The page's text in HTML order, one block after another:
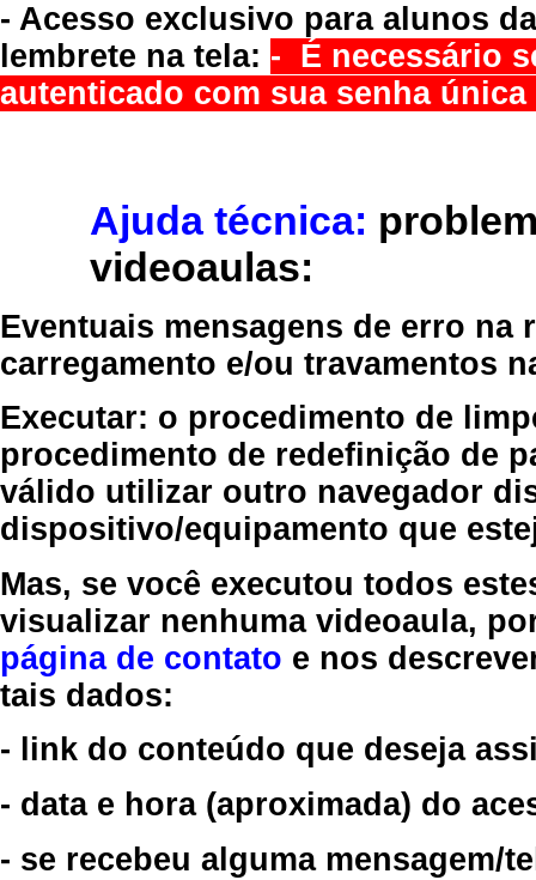
- Acesso exclusivo para alunos
lembrete na tela: - É necessário
autenticado com sua senha
Ajuda técnica:
videoaulas:
Eventuais mensagens de erro
carregamento e/ou travamentos
Executar: o procedimento de
procedimento de redefinição de
válido utilizar outro navegador
dispositivo/equipamento que
Mas, se você executou todos
visualizar nenhuma videoaula,
página de contato e nos
tais dados:
- link do conteúdo que deseja
- data e hora (aproximada) do
- se recebeu alguma mensagem/